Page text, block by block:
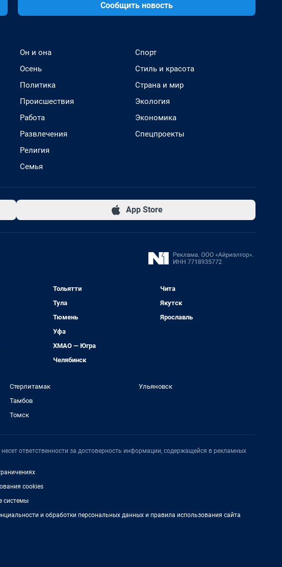
Сообщить новость
Он и она
Осень
Политика
Происшествия
Работа
Развлечения
Религия
Семья
Спорт
Стиль и красота
Страна и мир
Экология
Экономика
Спецпроекты
App Store
Тольятти
Тула
Тюмень
Уфа
ХМАО — Югра
Челябинск
Чита
Якутск
Ярославль
Стерлитамак
Тамбов
Томск
Ульяновск
несет ответственности за достоверность информации, содержащейся в рекламных
cookies
системы
и обработки персональных данных и правила использования сайта